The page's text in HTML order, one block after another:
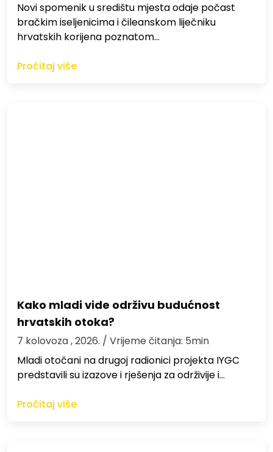
Novi spomenik u središtu mjesta odaje počast
bračkim iseljenicima i čileanskom liječniku
hrvatskih korijena poznatom…
Pročitaj više
Kako mladi vide održivu budućnost
hrvatskih otoka?
7 kolovoza , 2026. / Vrijeme čitanja: 5min
Mladi otočani na drugoj radionici projekta IYGC
predstavili su izazove i rješenja za održivije i…
Pročitaj više